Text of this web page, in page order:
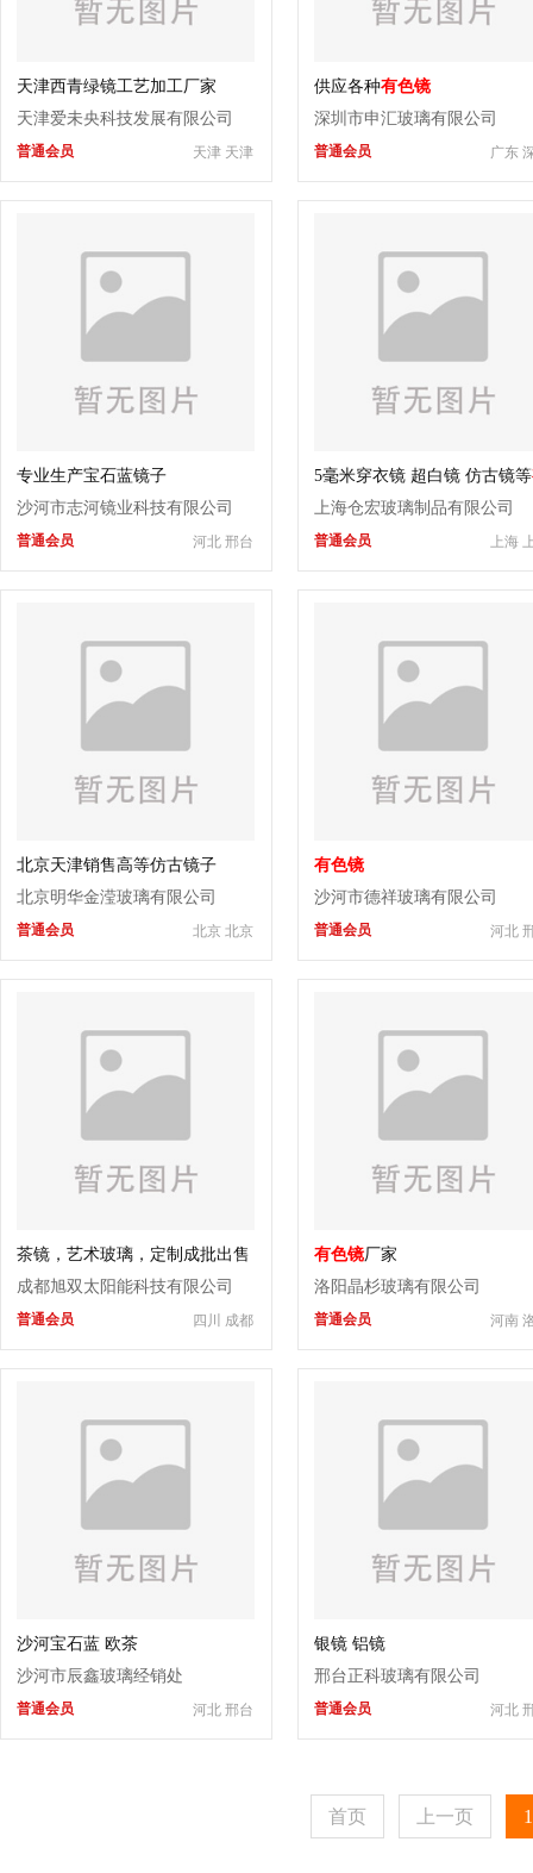
天津西青绿镜工艺加工厂家
天津爱未央科技发展有限公司
天津 天津
普通会员
供应各种有色镜
深圳市申汇玻璃有限公司
广东
普通会员
专业生产宝石蓝镜子
沙河市志河镜业科技有限公司
河北 邢台
普通会员
5毫米穿衣镜 超白镜 仿古镜等
色镜价格
上海仓宏玻璃制品有限公司
上海
普通会员
北京天津销售高等仿古镜子
北京明华金滢玻璃有限公司
北京 北京
普通会员
有色镜
沙河市德祥玻璃有限公司
河北
普通会员
茶镜，艺术玻璃，定制成批出售
成都旭双太阳能科技有限公司
四川 成都
普通会员
有色镜厂家
洛阳晶杉玻璃有限公司
河南
普通会员
沙河宝石蓝 欧茶
沙河市辰鑫玻璃经销处
河北 邢台
普通会员
银镜 铝镜
邢台正科玻璃有限公司
河北
普通会员
首页 上一页 1